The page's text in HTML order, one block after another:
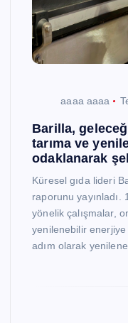
aaaa aaaa
Barilla,
tarıma ve
odaklanarak
Küresel gıda lideri
raporunu yayınladı.
yönelik çalışmalar,
yenilenebilir
adım olarak